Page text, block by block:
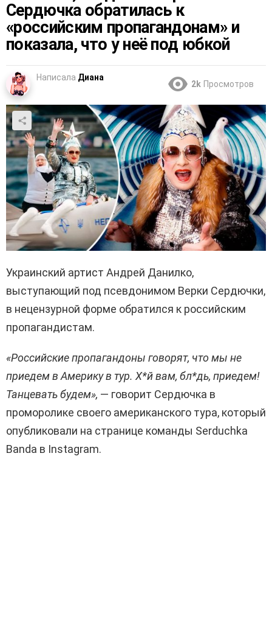
Сердючка обратилась к
«российским пропагандонам» и
показала, что у неё под юбкой
Написала Диана
2k Просмотров
Украинский артист Андрей Данилко,
выступающий под псевдонимом Верки Сердючки,
в нецензурной форме обратился к российским
пропагандистам.
«Российские пропагандоны говорят, что мы не
приедем в Америку в тур. Х*й вам, бл*дь, приедем!
Танцевать будем», — говорит Сердючка в
проморолике своего американского тура, который
опубликовали на странице команды Serduchka
Bandа в Instagram.